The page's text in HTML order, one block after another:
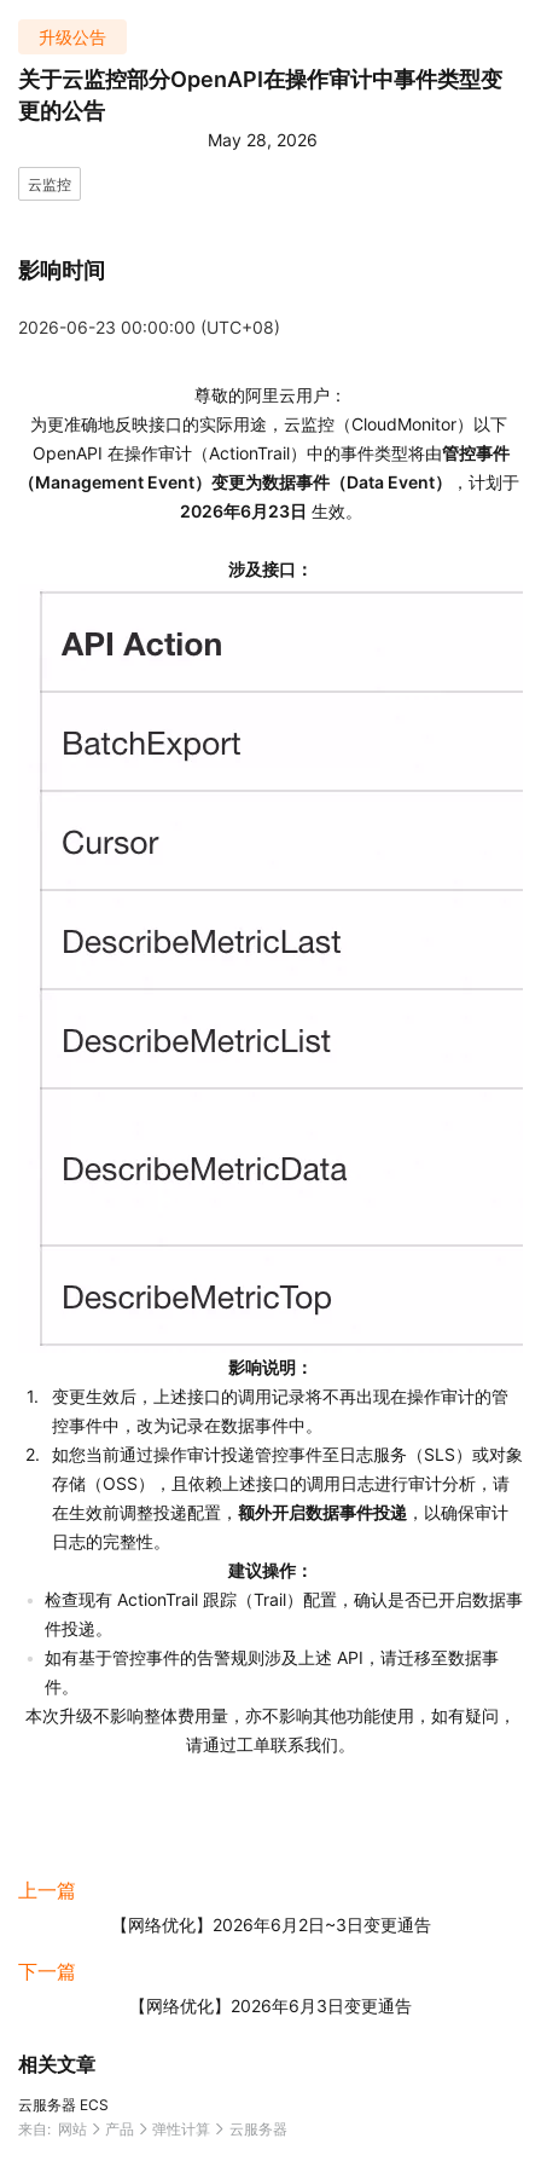
升级公告
关于云监控部分OpenAPI在操作审计中事件类型变
更的公告
May 28, 2026
云监控
影响时间
2026-06-23 00:00:00 (UTC+08)
尊敬的阿里云用户：
为更准确地反映接口的实际用途，云监控（CloudMonitor）以下
OpenAPI 在操作审计（ActionTrail）中的事件类型将由管控事件
（Management Event）变更为数据事件（Data Event）
2026年6月23日 生效。
涉及接口：
影响说明：
变更生效后，上述接口的调用记录将不再出现在操作审计的管
控事件中，改为记录在数据事件中。
如您当前通过操作审计投递管控事件至日志服务（SLS）或对象
存储（OSS），且依赖上述接口的调用日志进行审计分析，请
在生效前调整投递配置， 额外开启数据事件投递 ，以确保审计
日志的完整性。
建议操作：
检查现有 ActionTrail 跟踪（Trail）配置，确认是否已开启数据事
件投递。
如有基于管控事件的告警规则涉及上述 API，请迁移至数据事
件。
本次升级不影响整体费用量，亦不影响其他功能使用，如有疑问，
请通过工单联系我们。
上一篇
【网络优化】2026年6月2日~3日变更通告
下一篇
【网络优化】2026年6月3日变更通告
相关文章
云服务器 ECS
来自: 网站 产品 弹性计算 云服务器